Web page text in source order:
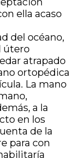
ella acaso
del océano,
útero
atrapado
ortopédica
La mano
a la
en los
de la
para con